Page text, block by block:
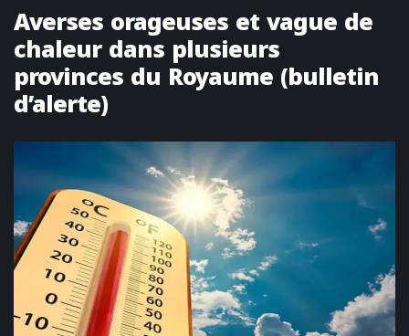
Averses orageuses et vague de
chaleur dans plusieurs
provinces du Royaume (bulletin
d’alerte)